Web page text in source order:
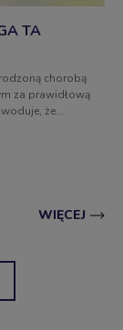
TA
chorobą
za prawidłową
że
WIĘCEJ